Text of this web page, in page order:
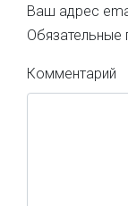
Ваш адрес
Обязательные
Комментарий